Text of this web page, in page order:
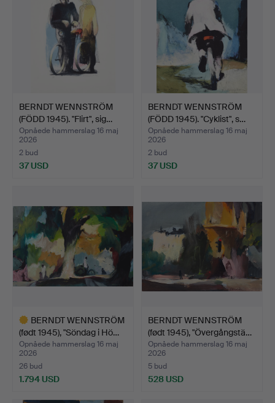
BERNDT WENNSTRÖM
(FÖDD 1945). "Flirt", sig…
Opnåede hammerslag 16 maj
2026
2 bud
37 USD
BERNDT WENNSTRÖM
(FÖDD 1945). "Cyklist", s…
Opnåede hammerslag 16 maj
2026
2 bud
37 USD
BERNDT WENNSTRÖM
(født 1945), "Söndag i Hö…
Opnåede hammerslag 16 maj
2026
26 bud
1.794 USD
BERNDT WENNSTRÖM
(født 1945), "Övergångstä…
Opnåede hammerslag 16 maj
2026
5 bud
528 USD